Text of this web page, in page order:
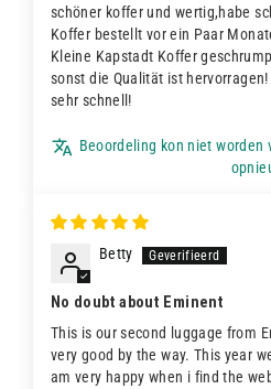
schöner koffer und wertig,habe
Koffer bestellt vor ein Paar
Kleine Kapstadt Koffer
sonst die Qualität ist
sehr schnell!
Beoordeling kon niet
Betty
No doubt about Eminent
This is our second luggage from
very good by the way. This year
am very happy when i find the